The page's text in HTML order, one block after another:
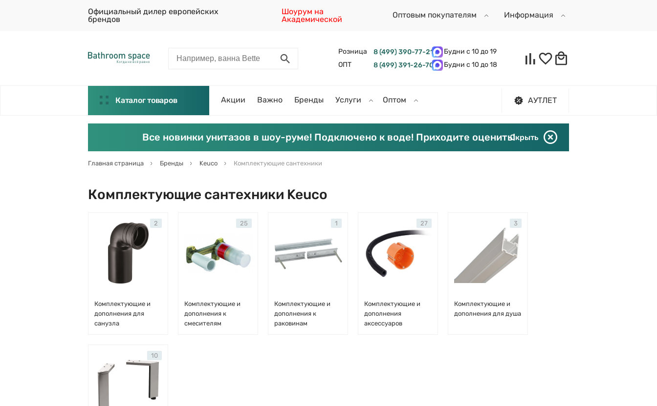
Официальный дилер европейских
брендов
Шоурум на
Академической
Оптовым покупателям Информация
Розница 8 (499) 390-77-21
Будни с 10 до 19
ОПТ
8 (499) 391-26-70 Будни с 10 до 18
Каталог товаров Акции Важно Бренды Услуги Оптом АУТЛЕТ
Все новинки унитазов в шоу-руме! Подключено к воде! Приходите оценить!Скрыть
Главная страница Бренды Keuco Комплектующие сантехники
Комплектующие сантехники Keuco
Комплектующие и
дополнения для
санузла
2
Комплектующие и
дополнения к
смесителям
25
Комплектующие и
дополнения к
раковинам
1
Комплектующие и
дополнения
аксессуаров
27
Комплектующие и
дополнения для душа
3
10